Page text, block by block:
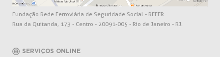
Fundação Rede Ferroviária de Seguridade Social - REFER
Rua da Quitanda, 173 - Centro - 20091-005 - Rio de Janeiro - RJ.
SERVIÇOS ONLINE